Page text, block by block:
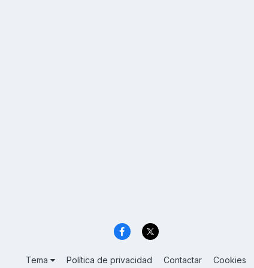
Tema Política de privacidad Contactar Cookies